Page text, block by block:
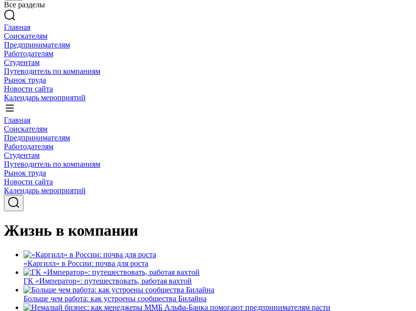
Все разделы
Главная
Соискателям
Предпринимателям
Работодателям
Студентам
Путеводитель по компаниям
Рынок труда
Новости сайта
Календарь мероприятий
Главная
Соискателям
Предпринимателям
Работодателям
Студентам
Путеводитель по компаниям
Рынок труда
Новости сайта
Календарь мероприятий
Жизнь в компании
«Каргилл» в России: почва для роста
ГК «Император»: путешествовать, работая вахтой
Больше чем работа: как устроены сообщества Билайна